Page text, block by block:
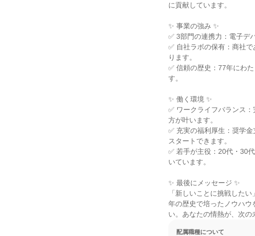
に貢献しています。
✨ 事業の強み ✨
✅ 3部門の連携力：電子デ
✅ 自社ラボの保有：商社
ります。
✅ 信頼の歴史：77年にわ
す。
✨ 働く環境 ✨
✅ ワークライフバランス
方が叶います。
✅ 充実の福利厚生：奨学
スタートできます。
✅ 若手が主役：20代・30
いています。
✨ 最後にメッセージ ✨
「新しいことに挑戦した
年の歴史で培ったノウハウ
い。あなたの情熱が、次の
配属職種について